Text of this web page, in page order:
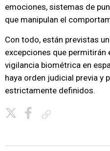
emociones, sistemas de
que manipulan el
Con todo, están previstas
excepciones que permitirán
vigilancia biométrica en
haya orden judicial previa y
estrictamente definidos.